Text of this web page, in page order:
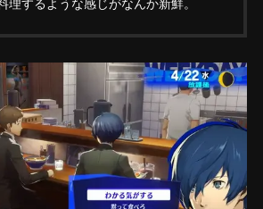
理するような感じがなんか新鮮。